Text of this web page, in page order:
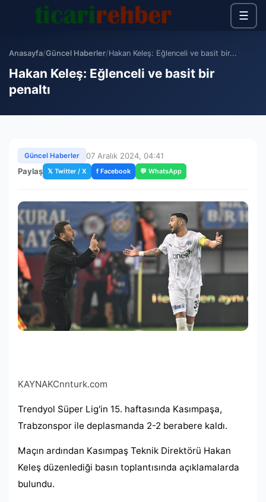
☰
Anasayfa/Güncel Haberler/Hakan Keleş: Eğlenceli ve basit bir...
Hakan Keleş: Eğlenceli ve basit bir
penaltı
Güncel Haberler
07 Aralık 2024, 04:41
Paylaş 𝕏 Twitter / X f Facebook 💬 WhatsApp
KAYNAKCnnturk.com
Trendyol Süper Lig'in 15. haftasında Kasımpaşa,
Trabzonspor ile deplasmanda 2-2 berabere kaldı.
Maçın ardından Kasımpaş Teknik Direktörü Hakan
Keleş düzenlediği basın toplantısında açıklamalarda
bulundu.